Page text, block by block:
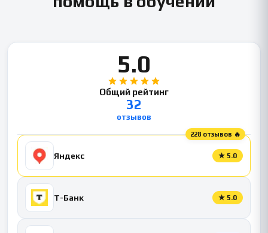
5.0
Общий рейтинг
32
отзывов
228 отзывов 🔥
Яндекс ★ 5.0
Т-Банк ★ 5.0